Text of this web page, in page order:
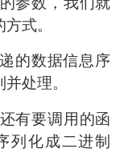
参数，我们就
式。
的数据信息序
处理。
有要调用的函
列化成二进制